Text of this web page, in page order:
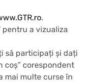
.
pentru a vizualiza
să participați și dați
coș” corespondent
mai multe curse în